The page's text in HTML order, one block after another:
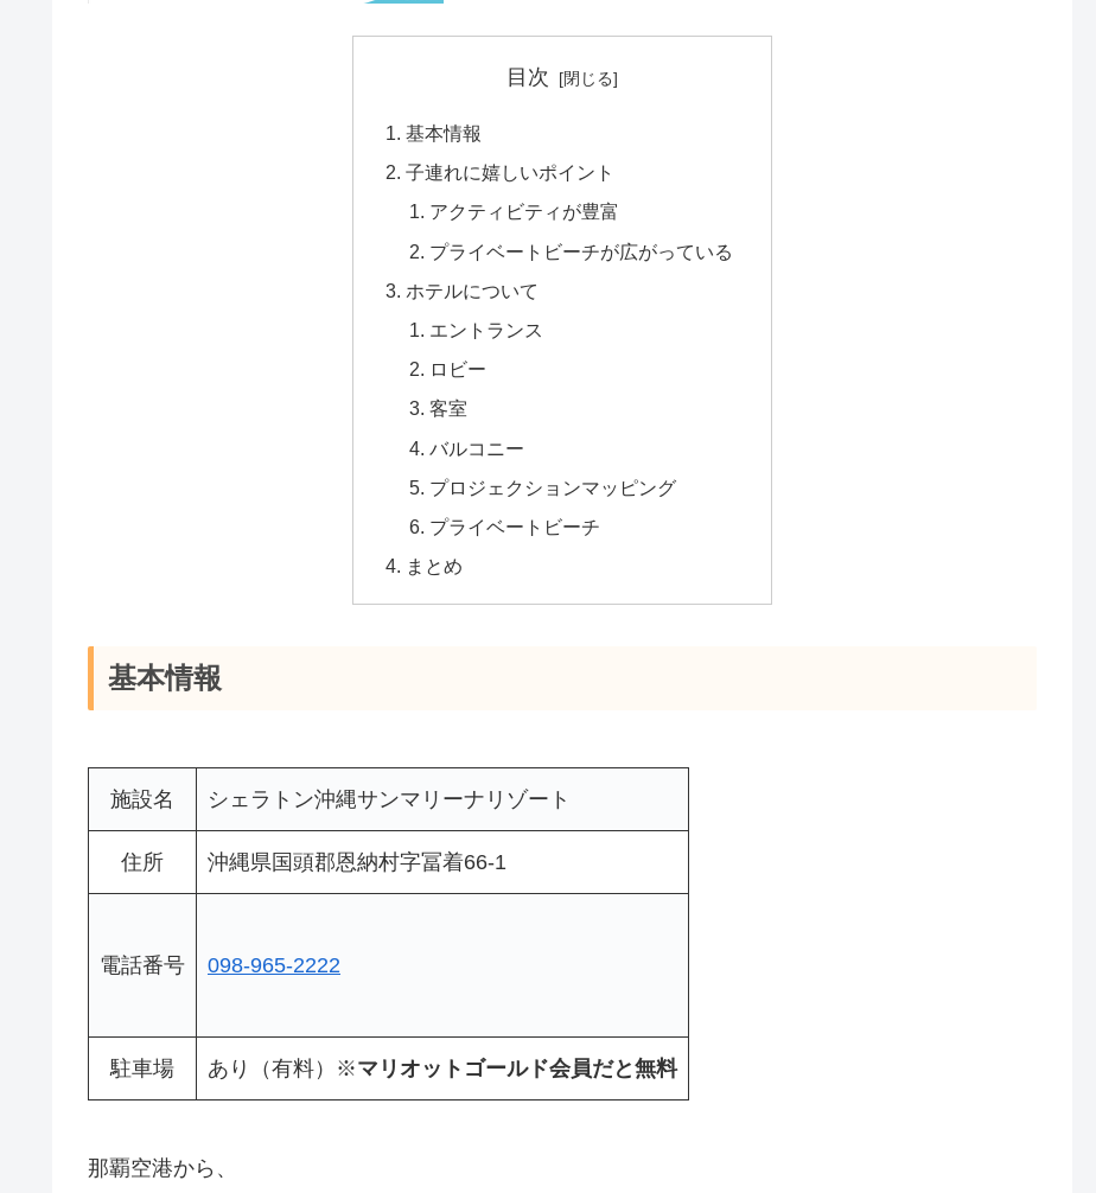
目次
基本情報
子連れに嬉しいポイント
アクティビティが豊富
プライベートビーチが広がっている
ホテルについて
エントランス
ロビー
客室
バルコニー
プロジェクションマッピング
プライベートビーチ
まとめ
基本情報
施設名 シェラトン沖縄サンマリーナリゾート
住所 沖縄県国頭郡恩納村字冨着66-1
電話番号 098-965-2222
駐車場 あり（有料）※マリオットゴールド会員だと無料
那覇空港から、